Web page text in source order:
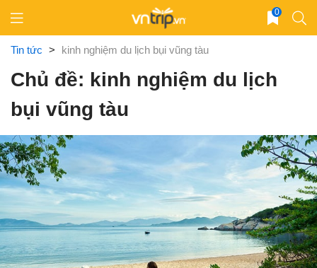
content
0
Tin tức > kinh nghiệm du lịch bụi vũng tàu
Chủ đề: kinh nghiệm du lịch
bụi vũng tàu